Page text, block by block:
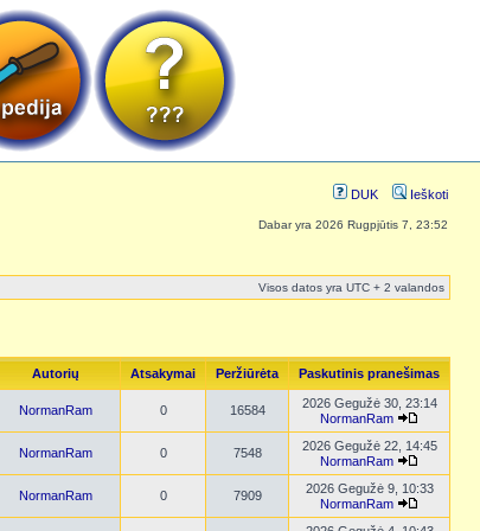
DUK Ieškoti
Dabar yra 2026 Rugpjūtis 7, 23:52
Visos datos yra UTC + 2 valandos
Autorių Atsakymai Peržiūrėta Paskutinis pranešimas
NormanRam 0 16584
2026 Gegužė 30, 23:14
NormanRam
NormanRam 0 7548
2026 Gegužė 22, 14:45
NormanRam
NormanRam 0 7909
2026 Gegužė 9, 10:33
NormanRam